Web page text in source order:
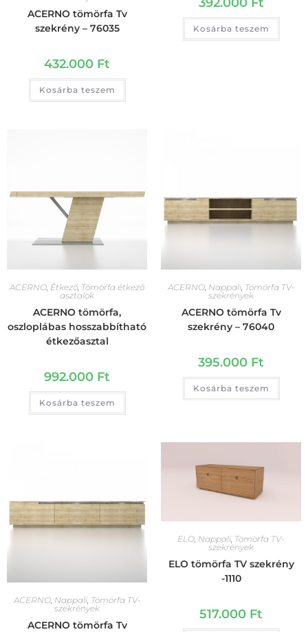
ACERNO tömörfa Tv
szekrény – 76035
432.000 Ft
Kosárba teszem
Kosárba teszem
ACERNO Étkező Tömörfa étkező
asztalok
ACERNO tömörfa,
oszloplábas hosszabbítható
étkezőasztal
992.000 Ft
Kosárba teszem
ACERNO, Nappali, Tömörfa TV-
szekrények
ACERNO tömörfa Tv
szekrény – 76040
395.000 Ft
Kosárba teszem
ACERNO, Nappali, Tömörfa TV-
szekrények
ACERNO tömörfa Tv
ELO Nappali Tömörfa TV-
szekrények
ELO tömörfa TV szekrény
-1110
517.000 Ft